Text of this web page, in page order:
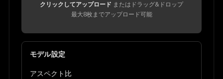
クリックしてアップロード またはドラッグ&ドロップ
最大8枚までアップロード可能
モデル設定
アスペクト比